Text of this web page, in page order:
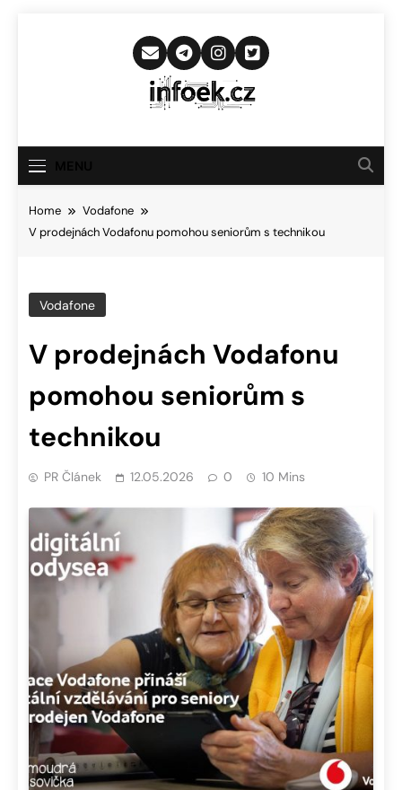
Infoek.cz
Novinkám
Home
Vodafone
V prodejnách Vodafonu pomohou seniorům s technikou
Vodafone
V prodejnách Vodafonu
pomohou seniorům s
technikou
PR Článek 12.05.2026 0 10 Mins